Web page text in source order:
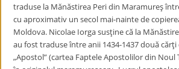
traduse la Mănăstirea Peri din Maramureş
cu aproximativ un secol mai-nainte de
Moldova. Nicolae Iorga susţine că la
au fost traduse între anii 1434-1437 două cărţi
„Apostol” (cartea Faptele Apostolilor din